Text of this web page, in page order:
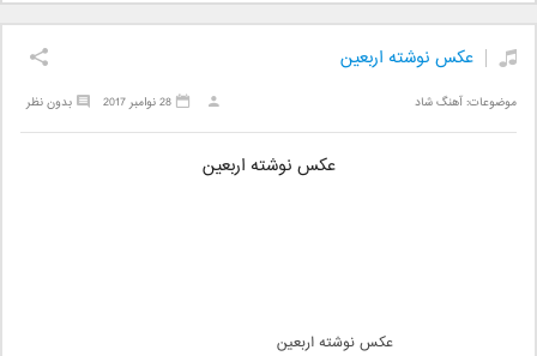
عکس نوشته اربعین
موضوعات:آهنگ شاد بدون نظر 28 نوامبر 2017
عکس نوشته اربعین
عکس نوشته اربعین